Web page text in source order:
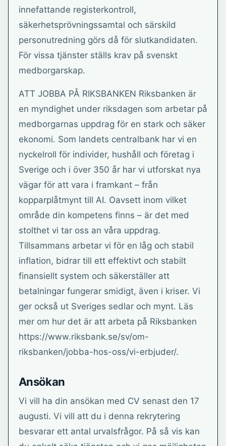
innefattande registerkontroll,
säkerhetsprövningssamtal och särskild
personutredning görs då för slutkandidaten.
För vissa tjänster ställs krav på svenskt
medborgarskap.
ATT JOBBA PÅ RIKSBANKEN Riksbanken är
en myndighet under riksdagen som arbetar på
medborgarnas uppdrag för en stark och säker
ekonomi. Som landets centralbank har vi en
nyckelroll för individer, hushåll och företag i
Sverige och i över 350 år har vi utforskat nya
vägar för att vara i framkant – från
kopparplåtmynt till AI. Oavsett inom vilket
område din kompetens finns – är det med
stolthet vi tar oss an våra uppdrag.
Tillsammans arbetar vi för en låg och stabil
inflation, bidrar till ett effektivt och stabilt
finansiellt system och säkerställer att
betalningar fungerar smidigt, även i kriser. Vi
ger också ut Sveriges sedlar och mynt. Läs
mer om hur det är att arbeta på Riksbanken
https://www.riksbank.se/sv/om-
riksbanken/jobba-hos-oss/vi-erbjuder/.
Ansökan
Vi vill ha din ansökan med CV senast den 17
augusti. Vi vill att du i denna rekrytering
besvarar ett antal urvalsfrågor. På så vis kan